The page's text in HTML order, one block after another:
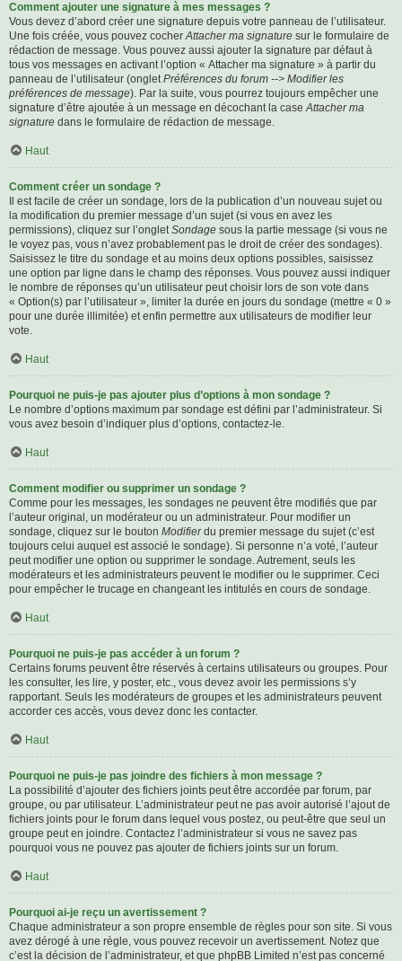
Comment ajouter une signature à mes messages ?
Vous devez d’abord créer une signature depuis votre panneau de l’utilisateur.
Une fois créée, vous pouvez cocherAttacher ma signature sur le formulaire de
rédaction de message. Vous pouvez aussi ajouter la signature par défaut à
tous vos messages en activant l’option « Attacher ma signature » à partir du
panneau de l’utilisateur (ongletPréférences du forum --> Modifier les
préférences de message). Par la suite, vous pourrez toujours empêcher une
signature d’être ajoutée à un message en décochant la caseAttacher ma
signature dans le formulaire de rédaction de message.
Haut
Comment créer un sondage ?
Il est facile de créer un sondage, lors de la publication d’un nouveau sujet ou
la modification du premier message d’un sujet (si vous en avez les
permissions), cliquez sur l’ongletSondage sous la partie message (si vous ne
le voyez pas, vous n’avez probablement pas le droit de créer des sondages).
Saisissez le titre du sondage et au moins deux options possibles, saisissez
une option par ligne dans le champ des réponses. Vous pouvez aussi indiquer
le nombre de réponses qu’un utilisateur peut choisir lors de son vote dans
« Option(s) par l’utilisateur », limiter la durée en jours du sondage (mettre « 0 »
pour une durée illimitée) et enfin permettre aux utilisateurs de modifier leur
vote.
Haut
Pourquoi ne puis-je pas ajouter plus d’options à mon sondage ?
Le nombre d’options maximum par sondage est défini par l’administrateur. Si
vous avez besoin d’indiquer plus d’options, contactez-le.
Haut
Comment modifier ou supprimer un sondage ?
Comme pour les messages, les sondages ne peuvent être modifiés que par
l’auteur original, un modérateur ou un administrateur. Pour modifier un
sondage, cliquez sur le bouton Modifierdu premier message du sujet (c’est
toujours celui auquel est associé le sondage). Si personne n’a voté, l’auteur
peut modifier une option ou supprimer le sondage. Autrement, seuls les
modérateurs et les administrateurs peuvent le modifier ou le supprimer. Ceci
pour empêcher le trucage en changeant les intitulés en cours de sondage.
Haut
Pourquoi ne puis-je pas accéder à un forum ?
Certains forums peuvent être réservés à certains utilisateurs ou groupes. Pour
les consulter, les lire, y poster, etc., vous devez avoir les permissions s’y
rapportant. Seuls les modérateurs de groupes et les administrateurs peuvent
accorder ces accès, vous devez donc les contacter.
Haut
Pourquoi ne puis-je pas joindre des fichiers à mon message ?
La possibilité d’ajouter des fichiers joints peut être accordée par forum, par
groupe, ou par utilisateur. L’administrateur peut ne pas avoir autorisé l’ajout de
fichiers joints pour le forum dans lequel vous postez, ou peut-être que seul un
groupe peut en joindre. Contactez l’administrateur si vous ne savez pas
pourquoi vous ne pouvez pas ajouter de fichiers joints sur un forum.
Haut
Pourquoi ai-je reçu un avertissement ?
Chaque administrateur a son propre ensemble de règles pour son site. Si vous
avez dérogé à une règle, vous pouvez recevoir un avertissement. Notez que
c’est la décision de l’administrateur, et que phpBB Limited n’est pas concerné